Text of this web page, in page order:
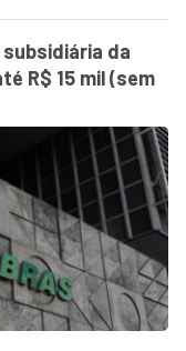
da
R$ 15 mil (sem